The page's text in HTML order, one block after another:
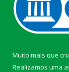
Muito mais que
Realizamos uma